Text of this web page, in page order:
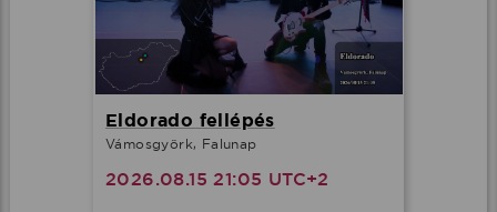
Eldorado fellépés
Vámosgyörk, Falunap
2026.08.15 21:05 UTC+2